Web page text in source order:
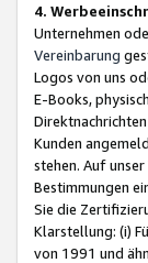
4.
Unternehmen
Vereinbarung
Logos von uns
E-Books,
Kunden
stehen. Auf
Bestimmungen
Sie die
Klarstellung: (i)
von 1991 und